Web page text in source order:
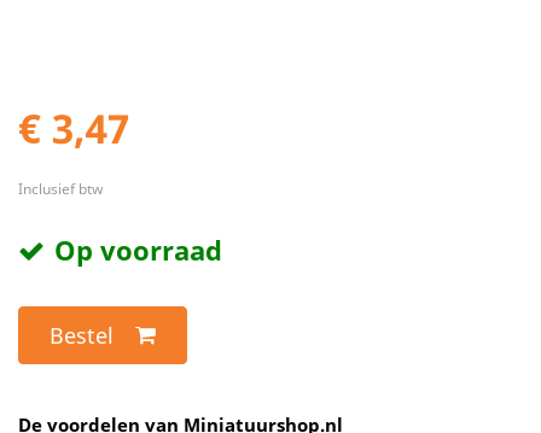
€ 3,47
Inclusief btw
Op voorraad
Bestel
De voordelen van Miniatuurshop.nl